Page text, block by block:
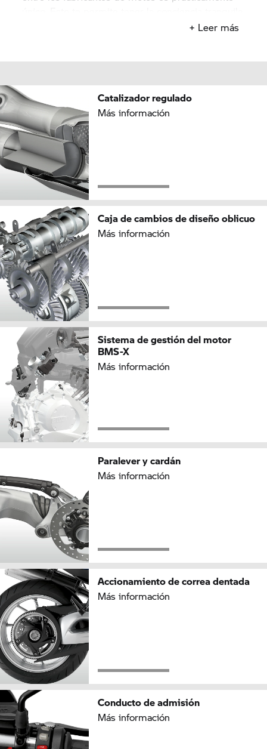
mientras conduces sin importar el entorno, ya que
+ Leer más
Catalizador regulado
Más información
Caja de cambios de diseño oblicuo
Más información
Sistema de gestión del motor
BMS-X
Más información
Paralever y cardán
Más información
Accionamiento de correa dentada
Más información
Conducto de admisión
Más información